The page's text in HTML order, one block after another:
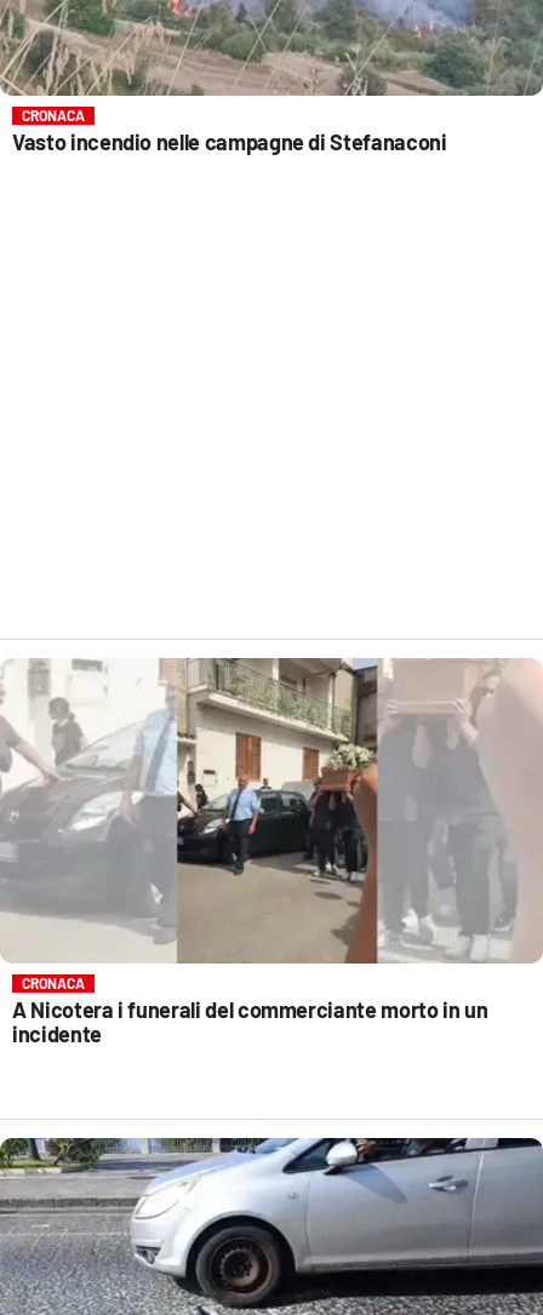
CRONACA
Vasto incendio nelle campagne di Stefanaconi
CRONACA
A Nicotera i funerali del commerciante morto in un
incidente